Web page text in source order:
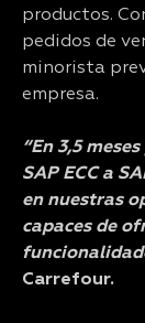
productos.
pedidos de
minorista
empresa.
“En 3,5
SAP ECC a
en nuestras
capaces de
Carrefour.